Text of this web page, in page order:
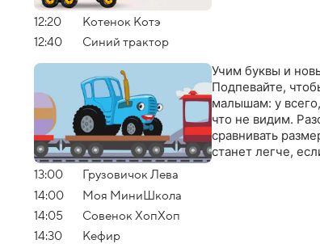
12:20
Котенок Котэ
12:40
Синий трактор
Учим буквы и
Подпевайте,
малышам: у
что не видим.
сравнивать
станет легче,
13:00
Грузовичок Лева
14:00
Моя МиниШкола
14:05
Совенок ХопХоп
14:30
Кефир